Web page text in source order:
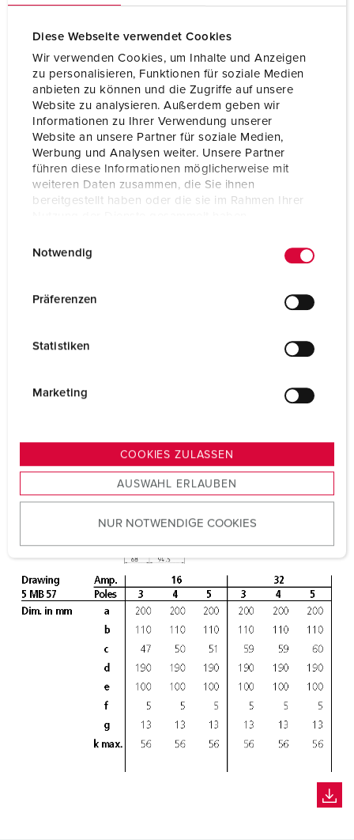
Diese Webseite verwendet Cookies
Wir verwenden Cookies, um Inhalte und Anzeigen
zu personalisieren, Funktionen für soziale Medien
anbieten zu können und die Zugriffe auf unsere
Website zu analysieren. Außerdem geben wir
Informationen zu Ihrer Verwendung unserer
Website an unsere Partner für soziale Medien,
Werbung und Analysen weiter. Unsere Partner
führen diese Informationen möglicherweise mit
weiteren Daten zusammen, die Sie ihnen
bereitgestellt haben oder die sie im Rahmen Ihrer
s
u
w
h
l
Notwendig
Präferenzen
Statistiken
Marketing
COOKIES ZULASSEN
AUSWAHL ERLAUBEN
NUR NOTWENDIGE COOKIES
Ampere 16 A
Poles 5 p
Voltage 400 V
Clock position 6 h
Hertz 50-60 Hz
Connection technology Plug-in terminals
Contact standard
Weight